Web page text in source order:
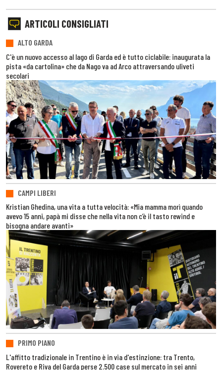
ARTICOLI CONSIGLIATI
ALTO GARDA
C'è un nuovo accesso al lago di Garda ed è tutto ciclabile: inaugurata la
pista «da cartolina» che da Nago va ad Arco attraversando uliveti
secolari
CAMPI LIBERI
Kristian Ghedina, una vita a tutta velocità: «Mia mamma morì quando
avevo 15 anni, papà mi disse che nella vita non c’è il tasto rewind e
bisogna andare avanti»
PRIMO PIANO
L'affitto tradizionale in Trentino è in via d'estinzione: tra Trento,
Rovereto e Riva del Garda perse 2.500 case sul mercato in sei anni